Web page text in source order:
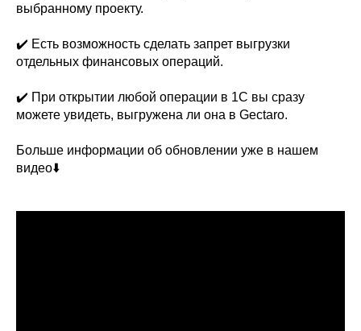
выбранному проекту.
✔️ Есть возможность сделать запрет выгрузки
отдельных финансовых операций.
✔️ При открытии любой операции в 1С вы сразу
можете увидеть, выгружена ли она в Gectaro.
Больше информации об обновлении уже в нашем
видео⬇️